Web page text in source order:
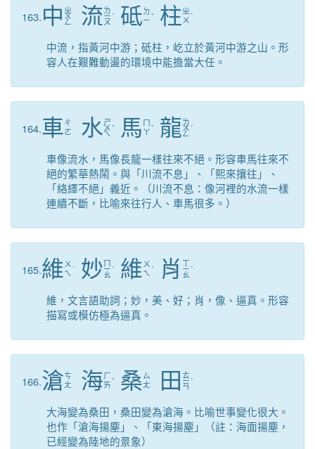
163.中 ㄓ
ㄨ
ㄥ 流ㄌ
ㄧ
ㄡ
ˊ 砥 ㄉ
ㄧˇ 柱ㄓ
ㄨ ˋ
中流，指黃河中游；砥柱，屹立於黃河中游之山。形
容人在艱難動盪的環境中能擔當大任。
164.車ㄔ
ㄜ
水ㄕ
ㄨ
ㄟ
ˇ 馬 ㄇ
ㄚˇ 龍ㄌ
ㄨ
ㄥ
ˊ
車像流水，馬像長龍一樣往來不絕。形容車馬往來不
絕的繁華熱鬧。與「川流不息」、「熙來攘往」、
「絡繹不絕」義近。（川流不息：像河裡的水流一樣
連續不斷，比喻來往行人、車馬很多。）
165.維 ㄨ
ㄟ ˊ 妙 ㄇ
ㄧ
ㄠ
ˋ 維 ㄨ
ㄟ ˊ 肖 ㄒ
ㄧ
ㄠ
ˋ
維，文言語助詞；妙，美、好；肖，像、逼真。形容
描寫或模仿極為逼真。
166.滄ㄘ
ㄤ
海ㄏ
ㄞˇ 桑ㄙ
ㄤ
田 ㄊ
ㄧ
ㄢ
ˊ
大海變為桑田，桑田變為滄海。比喻世事變化很大。
也作「滄海揚塵」、「東海揚塵」（註：海面揚塵，
已經變為陸地的景象）